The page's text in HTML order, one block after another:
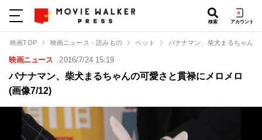
検索 アカウント
映画TOP 映画ニュース・読みもの ペット バナナマン、柴犬まるちゃん
映画ニュース 2016/7/24 15:19
バナナマン、柴犬まるちゃんの可愛さと貫禄にメロメロ
(画像7/12)